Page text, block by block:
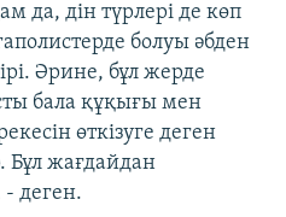
да, дін түрлері де көп
болуы әбден
Әрине, бұл жерде
бала құқығы мен
өткізуге деген
Бұл жағдайдан
деген.